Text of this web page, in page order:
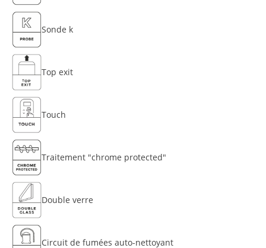
Sonde k
Top exit
Touch
Traitement "chrome protected"
Double verre
Circuit de fumées auto-nettoyant